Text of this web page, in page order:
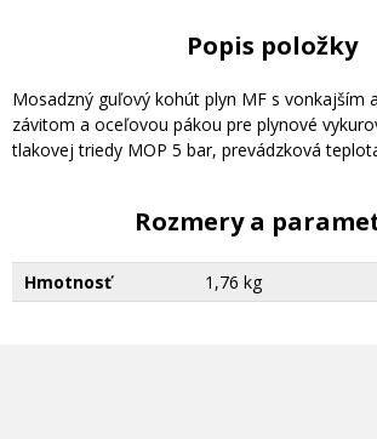
Popis položky
Mosadzný guľový kohút plyn MF s vonkajším
závitom a oceľovou pákou pre plynové
tlakovej triedy MOP 5 bar, prevádzková
Rozmery a
Hmotnosť 1,76 kg